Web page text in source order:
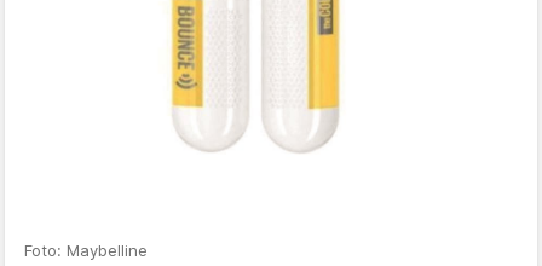
Foto: Maybelline